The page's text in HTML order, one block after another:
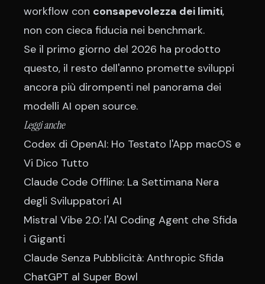
workflow con consapevolezza dei limiti,
non con cieca fiducia nei benchmark.
Se il primo giorno del 2026 ha prodotto
questo, il resto dell'anno promette sviluppi
ancora più dirompenti nel panorama dei
modelli AI open source.
Leggi anche
Codex di OpenAI: Ho Testato l'App macOS e
Vi Dico Tutto
Claude Code Offline: La Settimana Nera
degli Sviluppatori AI
Mistral Vibe 2.0: l'AI Coding Agent che Sfida
i Giganti
Claude Senza Pubblicità: Anthropic Sfida
ChatGPT al Super Bowl